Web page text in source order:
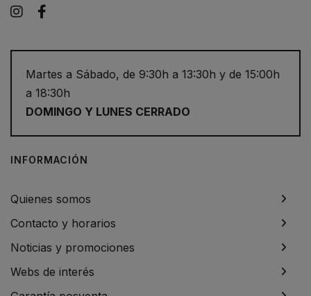
Instagram
Martes a Sábado, de 9:30h a 13:30h y de 15:00h
a 18:30h
DOMINGO Y LUNES CERRADO
INFORMACIÓN
Quienes somos
Contacto y horarios
Noticias y promociones
Webs de interés